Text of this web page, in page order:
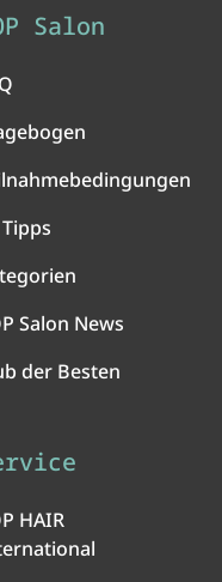
Salon
Salon News
der Besten
HAIR